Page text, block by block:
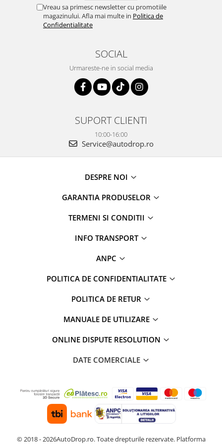
Rame adaptoare Dacia
Rame adaptoare Audi
Rame adaptoare Seat
Rame adaptoare Renault
Rame adaptoare Volvo
Rame adaptoare Honda
Rame adaptoare Daihatsu
Rame adaptoare Kia
Rame adaptoare Alfa Romeo
Rame adaptoare Nissan
Rame adaptoare Chevrolet
Rame adaptoare Mitsubishi
Rame adaptoare Jeep
Vreau sa primesc newsletter cu promotiile
magazinului. Afla mai multe in Politica de
Confidentialitate
SOCIAL
Urmareste-ne in social media
SUPORT CLIENTI
10:00-16:00
Service@autodrop.ro
DESPRE NOI
GARANTIA PRODUSELOR
TERMENI SI CONDITII
INFO TRANSPORT
ANPC
POLITICA DE CONFIDENTIALITATE
POLITICA DE RETUR
MANUALE DE UTILIZARE
ONLINE DISPUTE RESOLUTION
DATE COMERCIALE
© 2018 - 2026AutoDrop.ro. Toate drepturile rezervate. Platforma